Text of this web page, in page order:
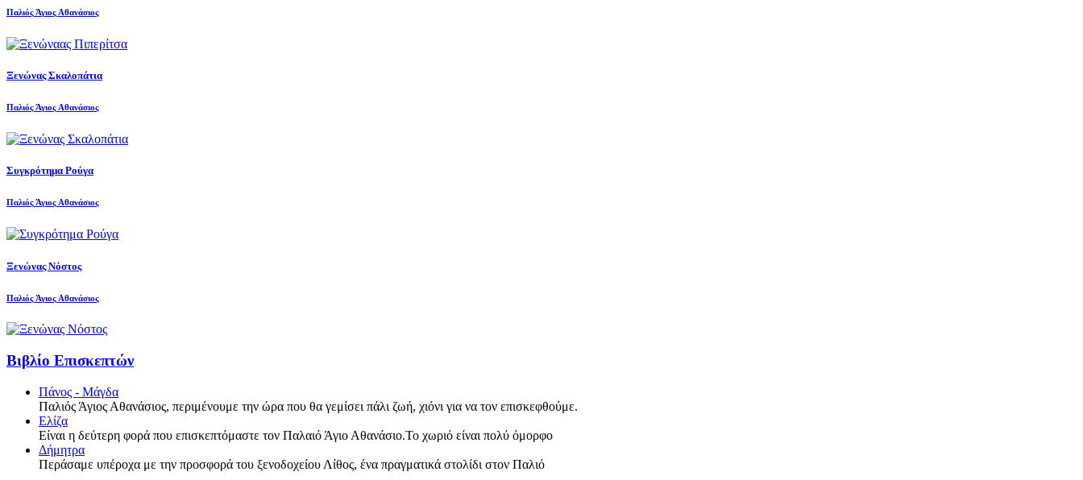
Παλιός Άγιος Αθανάσιος
Ξενώνας Σκαλοπάτια
Παλιός Άγιος Αθανάσιος
Συγκρότημα Ρούγα
Παλιός Άγιος Αθανάσιος
Ξενώνας Νόστος
Παλιός Άγιος Αθανάσιος
Βιβλίο Επισκεπτών
Πάνος - Μάγδα
Παλιός Άγιος Αθανάσιος, περιμένουμε την ώρα που θα γεμίσει πάλι ζωή, χιόνι για να τον επισκεφθούμε.
Ελίζα
Είναι η δεύτερη φορά που επισκεπτόμαστε τον Παλαιό Άγιο Αθανάσιο.Το χωριό είναι πολύ όμορφο
Δήμητρα
Περάσαμε υπέροχα με την προσφορά του ξενοδοχείου Λίθος, ένα πραγματικά στολίδι στον Παλιό